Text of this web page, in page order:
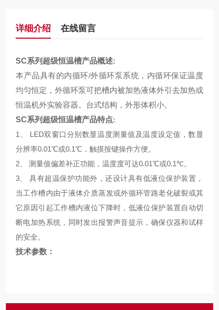
详细介绍 在线留言
SC系列超级恒温槽产品概述:
本产品具有的内循环/外循环泵系统，内循环保证温度
均匀恒定，外循环泵可把槽内被加热液体外引去加热或
恒温机外实验容器。台式结构，外形体积小。
SC系列超级恒温槽产品特点:
1
LED双窗口分别数显温度测量值及温度设定值，数显
分辨率0.01℃或0.1℃，触摸按键操作方便。
2 、 测量值偏差补正功能，温度度可达0.01℃或0.1℃。
3 、 具有超温保护功能外，还设计具有低液位保护装置，
当工作槽内由于液体介质蒸发或外循环管路老化破裂或其
它原因引起工作槽内液位下降时，低液位保护装置自动切
断电加热系统，同时发出报警声音提示，确保仪器和试样
的安全。
技术参数：